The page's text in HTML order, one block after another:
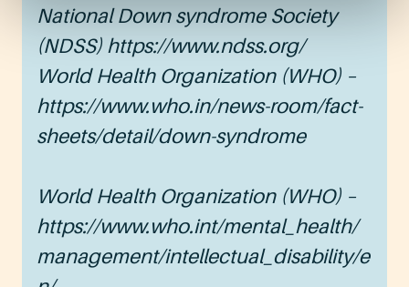
National Down syndrome Society
(NDSS) https://www.ndss.org/
World Health Organization (WHO) –
https://www.who.in/news-room/fact-
sheets/detail/down-syndrome
World Health Organization (WHO) –
https://www.who.int/mental_health/
management/intellectual_disability/e